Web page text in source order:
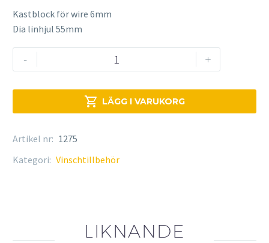
Kastblock för wire 6mm
Dia linhjul 55mm
-
Kastblock
mängd
+
 LÄGG I VARUKORG
Artikel nr: 1275
Kategori: Vinschtillbehör
LIKNANDE